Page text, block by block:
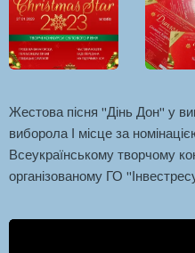
Жестова пісня "Дінь Дон" у
виборола І місце за
Всеукраїнському творчому
організованому ГО